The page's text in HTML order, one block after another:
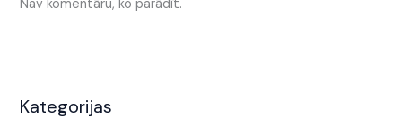
Nav komentāru, ko parādīt.
Kategorijas